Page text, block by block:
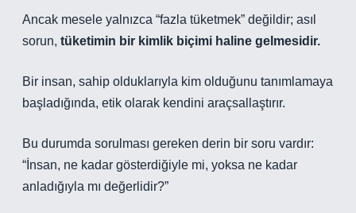
Ancak mesele yalnızca “fazla tüketmek” değildir; asıl
sorun, tüketimin bir kimlik biçimi haline gelmesidir.
Bir insan, sahip olduklarıyla kim olduğunu tanımlamaya
başladığında, etik olarak kendini araçsallaştırır.
Bu durumda sorulması gereken derin bir soru vardır:
“İnsan, ne kadar gösterdiğiyle mi, yoksa ne kadar
anladığıyla mı değerlidir?”